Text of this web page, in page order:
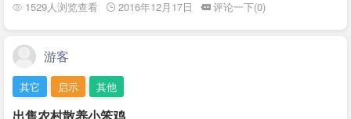
1529人浏览查看 2016年12月17日 评论一下(0)
游客
其它 启示 其他
出售农村散养小笨鸡